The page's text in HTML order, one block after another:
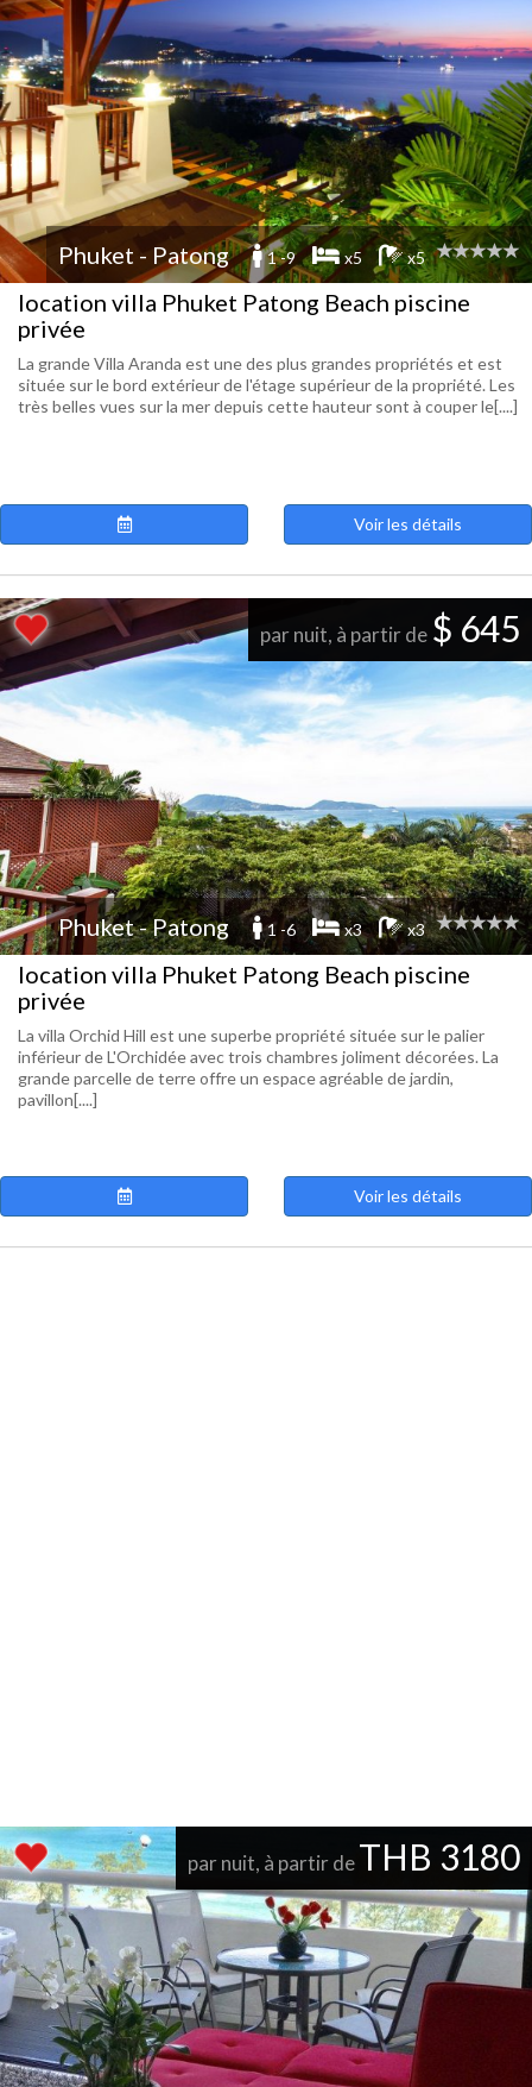
Phuket - Patong 1 -9 x5 x5
location villa Phuket Patong Beach piscine
privée
La grande Villa Aranda est une des plus grandes propriétés et est
située sur le bord extérieur de l'étage supérieur de la propriété. Les
très belles vues sur la mer depuis cette hauteur sont à couper le[....]
Voir les détails
par nuit, à partir de $ 645
Phuket - Patong 1 -6 x3 x3
location villa Phuket Patong Beach piscine
privée
La villa Orchid Hill est une superbe propriété située sur le palier
inférieur de L'Orchidée avec trois chambres joliment décorées. La
grande parcelle de terre offre un espace agréable de jardin,
pavillon[....]
Voir les détails
par nuit, à partir deTHB 3180